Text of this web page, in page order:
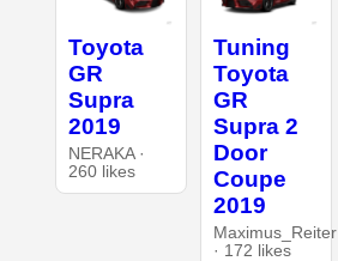
Toyota
GR
Supra
2019
NERAKA ·
260 likes
Tuning
Toyota
GR
Supra 2
Door
Coupe
2019
Maximus_Reiter
· 172 likes